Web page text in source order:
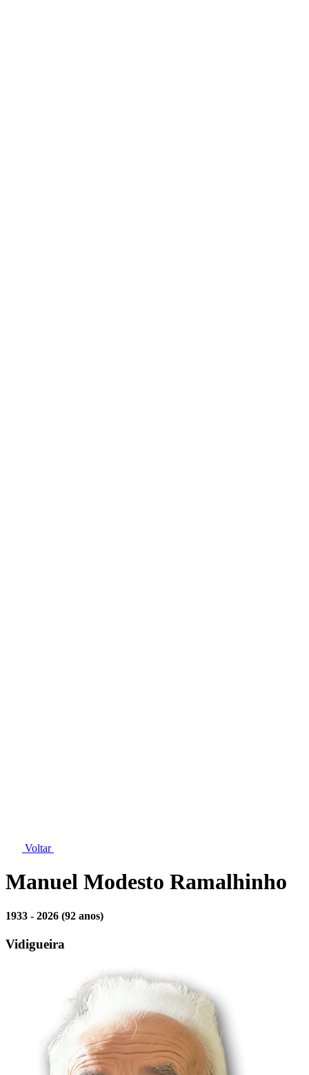
Voltar
Manuel Modesto Ramalhinho
1933 - 2026 (92 anos)
Vidigueira